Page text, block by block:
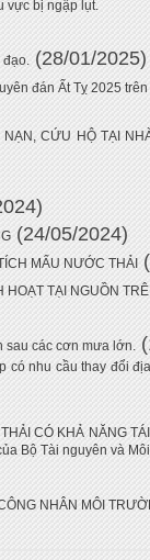
vực bị ngập lụt.
đạo. (28/01/2025)
đán Ất Tỵ 2025
CỨU HỘ TẠI
(24/05/2024)
MẨU NƯỚC THẢI
TẠI NGUỒN
sau các cơn mưa lớn.
có nhu cầu thay đổi
CÓ KHẢ NĂNG
Bộ Tài nguyên và
NHÂN MÔI